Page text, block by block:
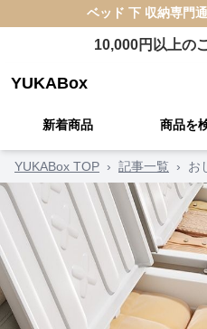
ベッド 下 収納専門
10,000円以上の
YUKABox
新着商品 商品を
YUKABox TOP › 記事一覧 › お